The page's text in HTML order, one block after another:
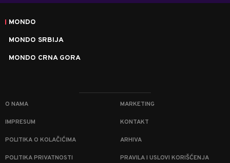
MONDO
MONDO SRBIJA
MONDO CRNA GORA
O NAMA MARKETING
IMPRESUM KONTAKT
POLITIKA O KOLAČIĆIMA ARHIVA
POLITIKA PRIVATNOSTI PRAVILA I USLOVI KORIŠĆENJA